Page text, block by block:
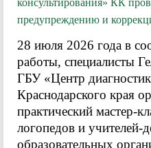
консультирования» КК
предупреждению и
28 июля 2026 года в
работы, специалисты
ГБУ «Центр
Краснодарского края
практический мастер-
логопедов и учителей-
образовательных